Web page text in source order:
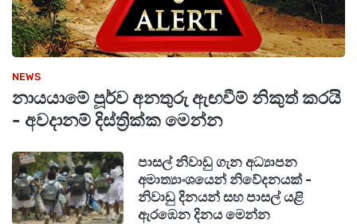
NEWS
නායයාමේ පූර්ව අනතුරු ඇඟවීම් නිකුත් කරයි
- අවදානම් දිස්ත්‍රික්ක මෙන්න
පාසල් නිවාඩු ගැන අධ්‍යාපන
අමාත්‍යාංශයෙන් නිවේදනයක් -
නිවාඩු දිනයන් සහ පාසල් යළි
ඇරඹෙන දිනය මෙන්න